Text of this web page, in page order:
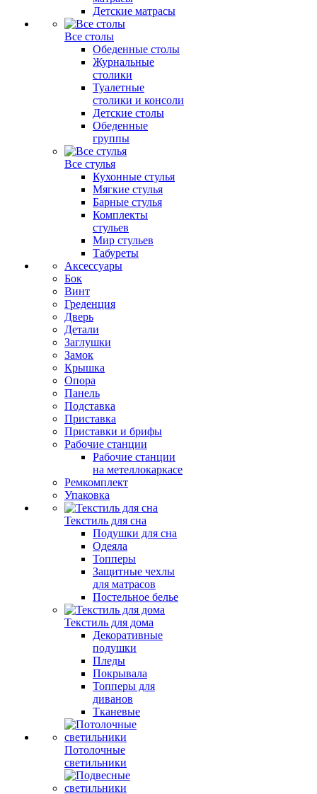
Детские матрасы
Все столы
Обеденные столы
Журнальные
столики
Туалетные
столики и консоли
Детские столы
Обеденные
группы
Все стулья
Кухонные стулья
Мягкие стулья
Барные стулья
Комплекты
стульев
Мир стульев
Табуреты
Аксессуары
Бок
Винт
Греденция
Дверь
Детали
Заглушки
Замок
Крышка
Опора
Панель
Подставка
Приставка
Приставки и брифы
Рабочие станции
Рабочие станции
на метеллокаркасе
Ремкомплект
Упаковка
Текстиль для сна
Подушки для сна
Одеяла
Топперы
Защитные чехлы
для матрасов
Постельное белье
Текстиль для дома
Декоративные
подушки
Пледы
Покрывала
Топперы для
диванов
Тканевые
Потолочные
светильники